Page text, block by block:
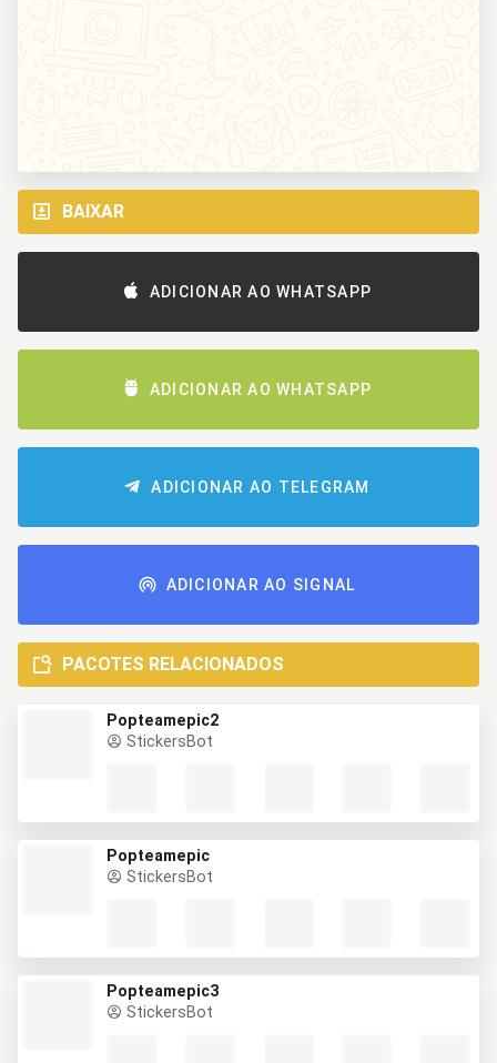
BAIXAR
ADICIONAR AO WHATSAPP
ADICIONAR AO WHATSAPP
ADICIONAR AO TELEGRAM
ADICIONAR AO SIGNAL
PACOTES RELACIONADOS
Popteamepic2
StickersBot
Popteamepic
StickersBot
Popteamepic3
StickersBot